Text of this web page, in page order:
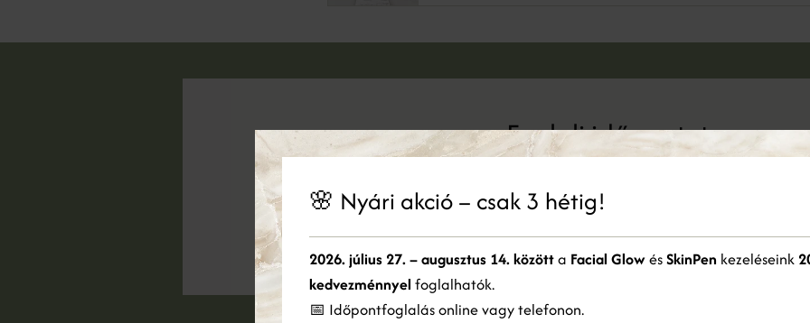
Foglalj időpontot
IDŐPONTFOGLALÁS
🌸 Nyári akció – csak 3 hétig!
2026. július 27. – augusztus 14. közötta Facial GlowésSkinPen kezeléseink
kedvezménnyel foglalhatók.
📅 Időpontfoglalás online vagy telefonon.
Ez a weboldal sütiket használ
Cookie-kat használunk a tartalom, a hirdetések személyre szabására és a forgalom
elemzésére. Webhelyünk Ön általi használatára vonatkozó információkat megosztjuk
hirdetési és elemző partnereinkkel is, akik egyesíthetik azokat más információkkal,
amelyeket Ön biztosított számukra, vagy amelyeket a szolgáltatásaik Ön általi